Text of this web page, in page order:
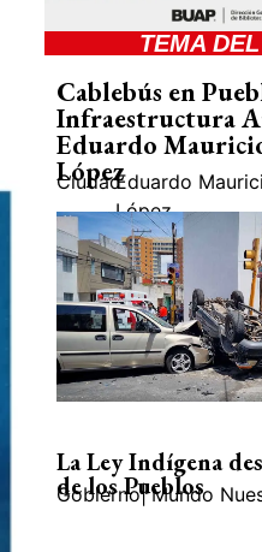
TEMA
Cablebús en
Infraestructura
Eduardo
López
CiudadEduardo
López
La Ley Indígena
de los Pueblos
Gobierno| Mundo